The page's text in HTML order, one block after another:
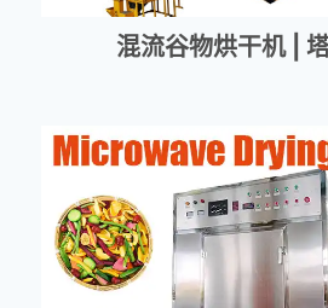
混流谷物烘干机 |